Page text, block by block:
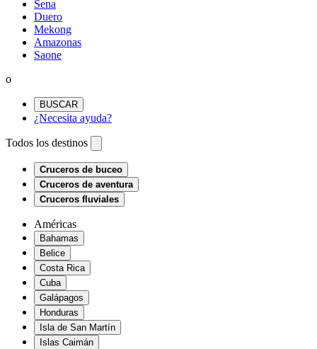
Sena
Duero
Mekong
Amazonas
Saone
o
BUSCAR
¿Necesita ayuda?
Todos los destinos
Cruceros de buceo
Cruceros de aventura
Cruceros fluviales
Américas
Bahamas
Belice
Costa Rica
Cuba
Galápagos
Honduras
Isla de San Martín
Islas Caimán